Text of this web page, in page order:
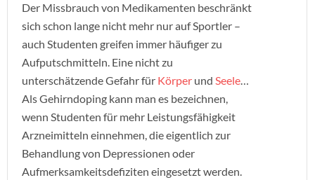
Der Missbrauch von Medikamenten beschränkt
sich schon lange nicht mehr nur auf Sportler –
auch Studenten greifen immer häufiger zu
Aufputschmitteln. Eine nicht zu
unterschätzende Gefahr für Körper und Seele…
Als Gehirndoping kann man es bezeichnen,
wenn Studenten für mehr Leistungsfähigkeit
Arzneimitteln einnehmen, die eigentlich zur
Behandlung von Depressionen oder
Aufmerksamkeitsdefiziten eingesetzt werden.